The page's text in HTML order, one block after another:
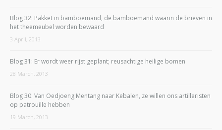
Blog 32: Pakket in bamboemand, de bamboemand waarin de brieven in
het theemeubel worden bewaard
3 April, 2013
Blog 31: Er wordt weer rijst geplant; reusachtige heilige bomen
28 March, 2013
Blog 30: Van Oedjoeng Mentang naar Kebalen, ze willen ons artilleristen
op patrouille hebben
19 March, 2013